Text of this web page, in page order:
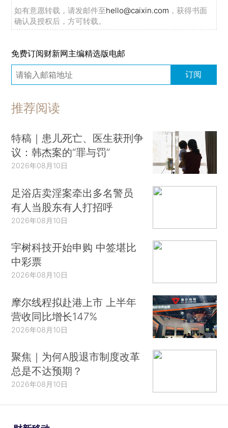
如有意愿转载，请发邮件至hello@caixin.com ，获得书面
确认及授权后，方可转载。
免费订阅财新网主编精选版电邮
订阅
推荐阅读
特稿｜患儿死亡、医生获刑争
议：韩杰案的“罪与罚”
2026年08月10日
足浴店卖淫案牵出多名警员
有人当股东有人打招呼
2026年08月10日
宇树科技开始申购 中签堪比
中彩票
2026年08月10日
摩尔线程拟赴港上市 上半年
营收同比增长147%
2026年08月10日
聚焦｜为何A股退市制度改革
总是不达预期？
2026年08月10日